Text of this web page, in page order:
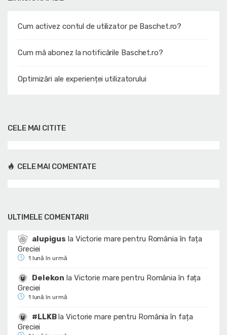
Cum activez contul de utilizator pe Baschet.ro?
Cum mă abonez la notificările Baschet.ro?
Optimizări ale experienței utilizatorului
CELE MAI CITITE
CELE MAI COMENTATE
ULTIMELE COMENTARII
alupigus la Victorie mare pentru România în fața
Greciei
1 lună în urmă
Delekon la Victorie mare pentru România în fața
Greciei
1 lună în urmă
#LLKBlaVictorie mare pentru România în fața
Greciei